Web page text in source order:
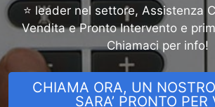
⭐ leader nel settore, Assistenza
Vendita e Pronto Intervento e
Chiamaci per info!
CHIAMA ORA, UN
SARA’ PRONTO PER